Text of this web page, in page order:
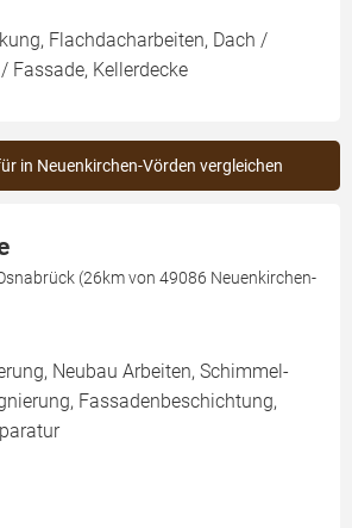
Flachdacharbeiten, Dach /
Fassade, Kellerdecke
in Neuenkirchen-Vörden vergleichen
(26km von 49086 Neuenkirchen-
Neubau Arbeiten, Schimmel-
Fassadenbeschichtung,